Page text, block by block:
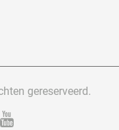
gereserveerd.